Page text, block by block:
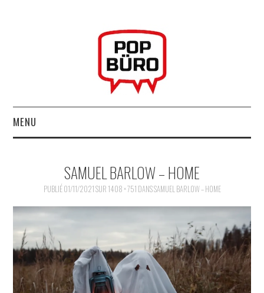
MENU
MUSIQUESACTUELLES.NET
GABBA GABBA HEY !
LES LABELS
INDÉPENDANTS
SAMUEL BARLOW – HOME
PUBLIÉ01/11/2021SUR 1408 × 751 DANSSAMUEL BARLOW – HOME